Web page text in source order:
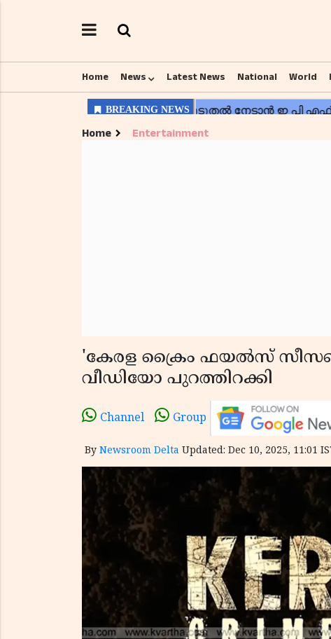
Home News Latest News National World
Home Entertainment
'കേരള ക്രൈം ഫയൽസ്
വീഡിയോ പുറത്തിറക്കി
Channel Group
By Newsroom Delta Updated: Dec 10, 2025, 11:01